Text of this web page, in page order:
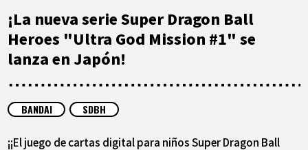
LO MÁS DESTACADO
VÍDEOS
ARTÍCULOS
ACERCA DE
¡La nueva serie Super Dragon Ball
Heroes "Ultra God Mission #1" se
lanza en Japón!
BANDAI SDBH
¡¡El juego de cartas digital para niños Super Dragon Ball